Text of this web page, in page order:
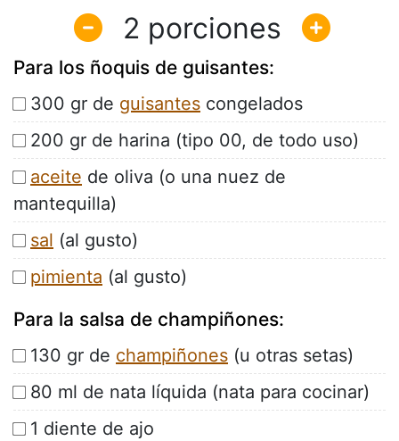
2
Para los ñoquis de guisantes:
300 gr de guisantes congelados
200 gr de harina (tipo 00, de todo uso)
aceite de oliva (o una nuez de
mantequilla)
sal (al gusto)
pimienta (al gusto)
Para la salsa de champiñones:
130 gr de champiñones (u otras setas)
80 ml de nata líquida (nata para cocinar)
1 diente de ajo